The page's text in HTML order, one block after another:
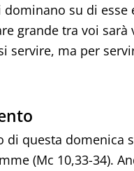
dominano su di
grande tra voi
servire, ma per
di questa domenica
(Mc 10,33-34).